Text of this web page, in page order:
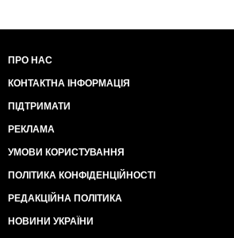
ПРО НАС
КОНТАКТНА ІНФОРМАЦІЯ
ПІДТРИМАТИ
РЕКЛАМА
УМОВИ КОРИСТУВАННЯ
ПОЛІТИКА КОНФІДЕНЦІЙНОСТІ
РЕДАКЦІЙНА ПОЛІТИКА
НОВИНИ УКРАЇНИ